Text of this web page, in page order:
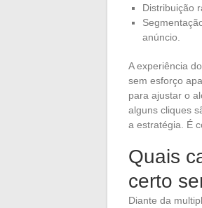
Distribuição
anúncio.
A experiência
sem esforço
para ajustar o
alguns cliques
a estratégia. É
Quais
certo
Diante da